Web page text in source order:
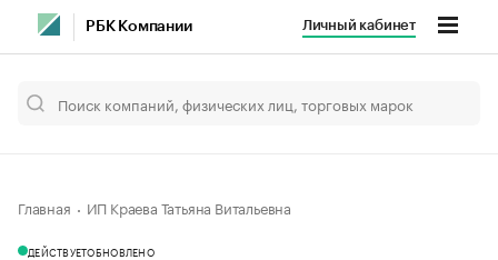
РБК Компании Личный кабинет
Главная ИП Краева Татьяна Витальевна
ДЕЙСТВУЕТОБНОВЛЕНО